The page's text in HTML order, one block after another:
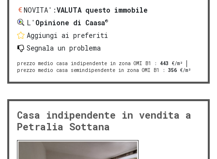
NOVITA':VALUTA questo immobile
L' Opinione di Caasa®
Aggiungi ai preferiti
Segnala un problema
prezzo medio casa indipendente in zona OMI B1 : 443 €/m²
prezzo medio casa semindipendente in zona OMI B1
: 356 €/m²
Casa indipendente in vendita a
Petralia Sottana